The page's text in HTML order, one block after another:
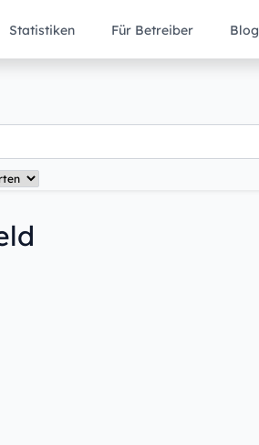
Statistiken Für Betreiber Blog